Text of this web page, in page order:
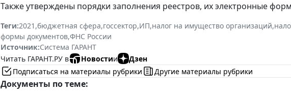
Также утверждены порядки заполнения реестров, их электронные
Теги:2021 ,бюджетная сфера,госсектор,ИП,налог на имущество организаций,
формы документов,ФНС России
Источник:Система ГАРАНТ
Читать ГАРАНТ.РУ в
Новостии
Дзен
Подписаться на материалы рубрики
Другие материалы рубрики
Документы по теме: